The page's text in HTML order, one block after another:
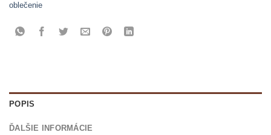
oblečenie
POPIS
ĎALŠIE INFORMÁCIE